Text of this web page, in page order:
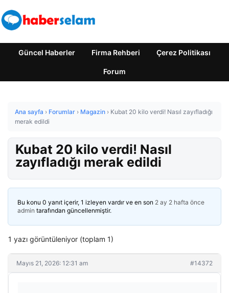
Güncel Haberler Firma Rehberi Çerez Politikası
Forum
Ana sayfa › Forumlar › Magazin › Kubat 20 kilo verdi! Nasıl zayıfladığı
merak edildi
Kubat 20 kilo verdi! Nasıl
zayıfladığı merak edildi
Bu konu 0 yanıt içerir, 1 izleyen vardır ve en son 2 ay 2 hafta önce
admin tarafından güncellenmiştir.
1 yazı görüntüleniyor (toplam 1)
Mayıs 21, 2026: 12:31 am #14372